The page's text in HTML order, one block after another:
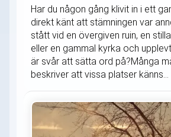
Har du någon gång klivit in i ett
direkt känt att stämningen var
stått vid en övergiven ruin, en
eller en gammal kyrka och
är svår att sätta ord på?Många
beskriver att vissa platser känns...